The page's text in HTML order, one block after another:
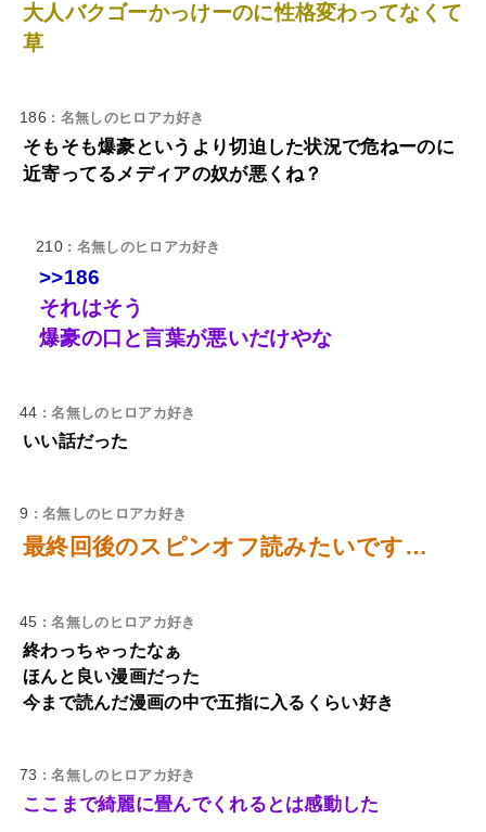
大人バクゴーかっけーのに性格変わってなくて
草
186 : 名無しのヒロアカ好き
そもそも爆豪というより切迫した状況で危ねーのに
近寄ってるメディアの奴が悪くね？
210 : 名無しのヒロアカ好き
>>186
それはそう
爆豪の口と言葉が悪いだけやな
44 : 名無しのヒロアカ好き
いい話だった
9 : 名無しのヒロアカ好き
最終回後のスピンオフ読みたいです…
45 : 名無しのヒロアカ好き
終わっちゃったなぁ
ほんと良い漫画だった
今まで読んだ漫画の中で五指に入るくらい好き
73 : 名無しのヒロアカ好き
ここまで綺麗に畳んでくれるとは感動した